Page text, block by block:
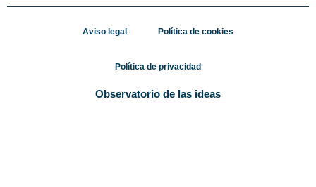
Aviso legal Política de cookies
Política de privacidad
Observatorio de las ideas